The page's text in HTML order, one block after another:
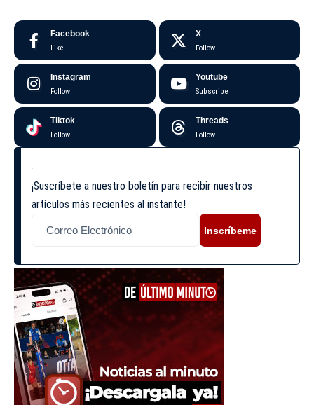
Facebook
Like
X
Follow
Instagram
Follow
Youtube
Subscribe
Tiktok
Follow
Threads
Follow
¡Suscríbete a nuestro boletín para recibir nuestros
artículos más recientes al instante!
Inscríbeme